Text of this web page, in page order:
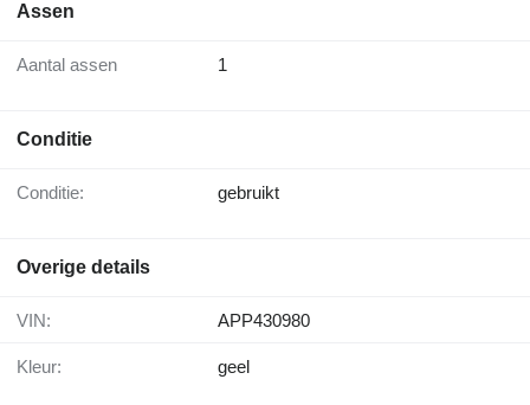
Assen
Aantal assen 1
Conditie
Conditie: gebruikt
Overige details
VIN: APP430980
Kleur: geel